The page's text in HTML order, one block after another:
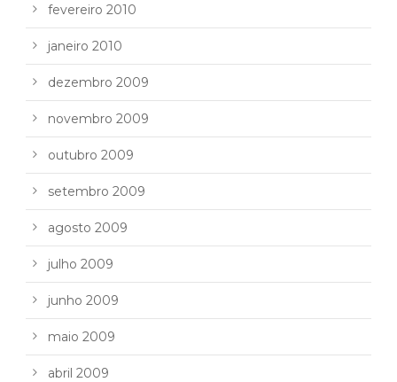
fevereiro 2010
janeiro 2010
dezembro 2009
novembro 2009
outubro 2009
setembro 2009
agosto 2009
julho 2009
junho 2009
maio 2009
abril 2009